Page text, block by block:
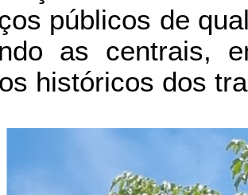
públicos de
as centrais,
históricos dos